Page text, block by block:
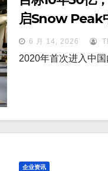
启Snow Peak
6 月 14, 2026
2020年首次进入中
企业资讯